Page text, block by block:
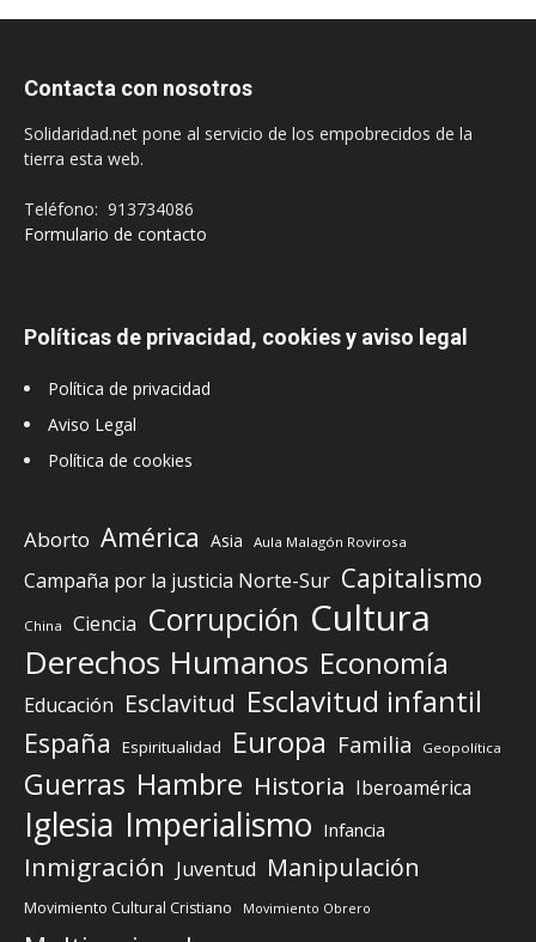
Contacta con nosotros
Solidaridad.net pone al servicio de los empobrecidos de la
tierra esta web.
Teléfono: 913734086
Formulario de contacto
Políticas de privacidad, cookies y aviso legal
Política de privacidad
Aviso Legal
Política de cookies
Aborto América Asia Aula Malagón Rovirosa
Campaña por la justicia Norte-Sur Capitalismo
China Ciencia Corrupción Cultura
Derechos Humanos Economía
Educación Esclavitud Esclavitud infantil
España Espiritualidad Europa Familia Geopolítica
Guerras Hambre Historia Iberoamérica
Iglesia Imperialismo Infancia
Inmigración Juventud Manipulación
Movimiento Cultural Cristiano Movimiento Obrero